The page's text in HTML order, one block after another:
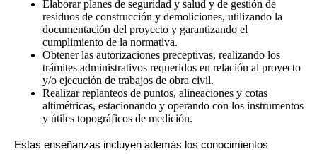
Elaborar planes de seguridad y salud y de gestión de
residuos de construcción y demoliciones, utilizando la
documentación del proyecto y garantizando el
cumplimiento de la normativa.
Obtener las autorizaciones preceptivas, realizando los
trámites administrativos requeridos en relación al proyecto
y/o ejecución de trabajos de obra civil.
Realizar replanteos de puntos, alineaciones y cotas
altimétricas, estacionando y operando con los instrumentos
y útiles topográficos de medición.
Estas enseñanzas incluyen además los conocimientos